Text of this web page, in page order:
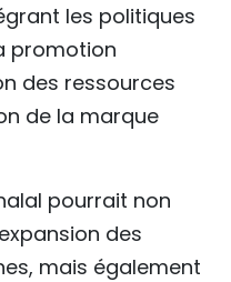
les politiques
promotion
des ressources
de la marque
pourrait non
des
mais également